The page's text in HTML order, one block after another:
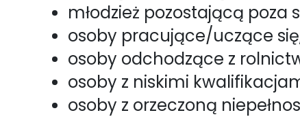
młodzież pozostającą poza
osoby pracujące/uczące
osoby odchodzące z
osoby z niskimi
osoby z orzeczoną